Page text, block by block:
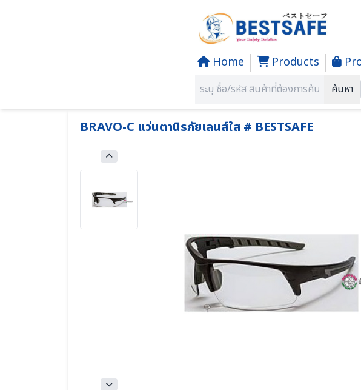
Home Products
ค้นหา
SECTION 05 SAFETY EYEWEAR - แว่นตานิรภัย และอุปกรณ์ทำ
BRAVO-C แว่นตานิรภัยเลน
BRAVO-C แว่นตานิรภัยเลนส์ใส # BESTSAFE